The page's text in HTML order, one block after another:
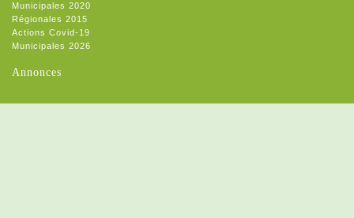
Municipales 2020
Régionales 2015
Actions Covid-19
Municipales 2026
Annonces